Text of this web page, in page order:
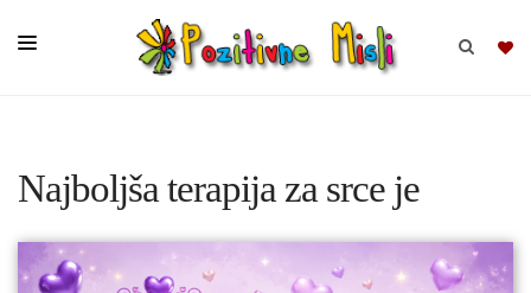
SKUPINE
MISLI
Najboljša terapija za srce je